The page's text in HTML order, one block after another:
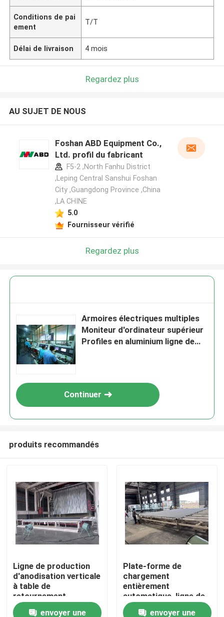
Laisser un message
Nous vous rappellerons bientôt!
SOUMETTRE
Produits
VR Show
Conditions de pai
ement
T/T
Délai de livraison 4 mois
Regardez plus
AU SUJET DE NOUS
Foshan ABD Equipment Co.,
Ltd. profil du fabricant
F5-2 ,North Fanhu District
,Leping Central Sanshui Foshan
City ,Guangdong Province ,China
,LA CHINE
5.0
Fournisseur vérifié
Regardez plus
Armoires électriques multiples
Moniteur d'ordinateur supérieur
Profiles en aluminium ligne de
Continuer
produits recommandés
Ligne de production
d'anodisation verticale
à table de
retournement
entièrement
envoyer une
Plate-forme de
chargement
entièrement
automatique, ligne de
production
envoyer une